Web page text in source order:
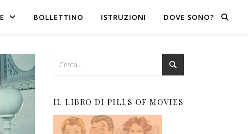
BOLLETTINO ISTRUZIONI DOVE SONO?
IL LIBRO DI PILLS OF MOVIES